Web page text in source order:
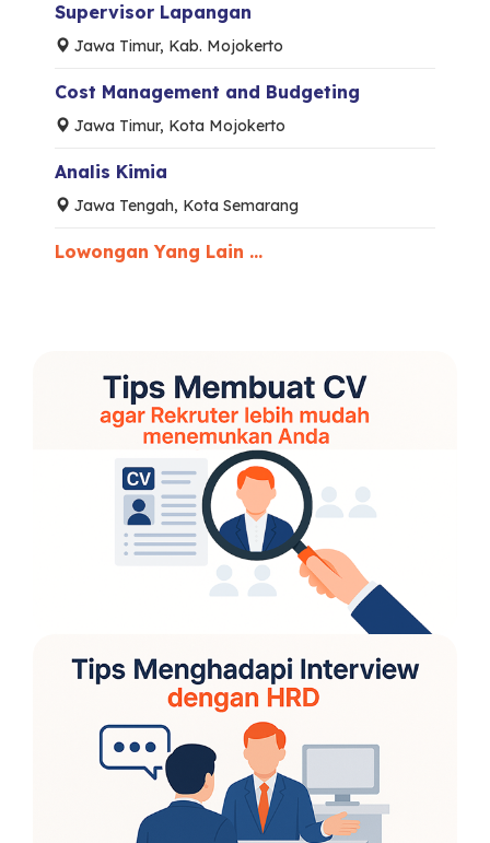
Supervisor Lapangan
Jawa Timur, Kab. Mojokerto
Cost Management and Budgeting
Jawa Timur, Kota Mojokerto
Analis Kimia
Jawa Tengah, Kota Semarang
Lowongan Yang Lain ...